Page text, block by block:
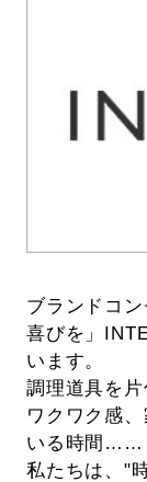
ブランドコ
喜びを」
います。
調理道具を
ワクワク感
いる時間……
私たちは、"